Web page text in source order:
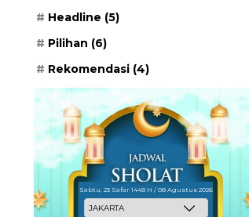
Headline (5)
Pilihan (6)
Rekomendasi (4)
Sabtu, 23 Safar 1448 H / 08 Agustus 2026